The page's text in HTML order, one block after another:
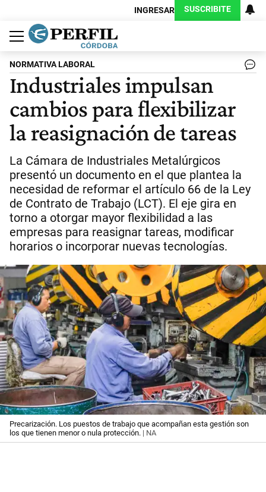
INGRESAR SUSCRIBITE
Política
Economía
Judiciales
Sociedad
Cultura
Espectáculos
Deportes
Protagonistas
NORMATIVA LABORAL
Industriales impulsan
cambios para flexibilizar
la reasignación de tareas
La Cámara de Industriales Metalúrgicos
presentó un documento en el que plantea la
necesidad de reformar el artículo 66 de la Ley
de Contrato de Trabajo (LCT). El eje gira en
torno a otorgar mayor flexibilidad a las
empresas para reasignar tareas, modificar
horarios o incorporar nuevas tecnologías.
Precarización. Los puestos de trabajo que acompañan esta gestión son
los que tienen menor o nula protección. | NA